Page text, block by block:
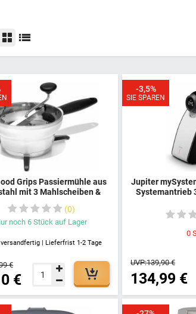
Grips Passiermühle aus
mit 3 Mahlscheiben &
Rutschfeste Füße,
Hochwertig &
zu reinigen, Für Heiße &
0
noch 6 Stück auf Lager
| Lieferfrist 1-2 Tage
€
€
Jupiter
Systemantrieb
0
134,99 €
UVP:139,90 €
SIE SPAREN
-3,5%